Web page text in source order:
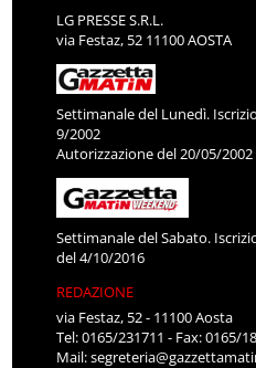
LG PRESSE S.R.L.
via Festaz, 52 11100 AOSTA
Settimanale del Lunedì.
9/2002
Autorizzazione del 20/05/2002
Settimanale del Sabato.
del 4/10/2016
REDAZIONE
via Festaz, 52 - 11100 Aosta
Tel: 0165/231711 - Fax: 0165/
Mail: